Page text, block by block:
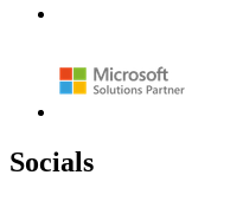
Socials